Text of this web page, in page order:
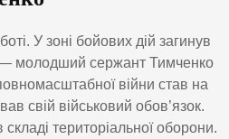
У зоні бойових дій загинув
— молодший сержант Тимченко
війни став на
свій військовий обов’язок.
територіальної оборони.